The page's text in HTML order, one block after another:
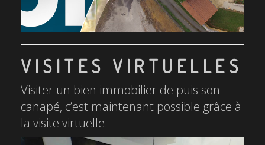
VISITES VIRTUELLES
Visiter un bien immobilier de puis son
canapé, c’est maintenant possible grâce à
la visite virtuelle.